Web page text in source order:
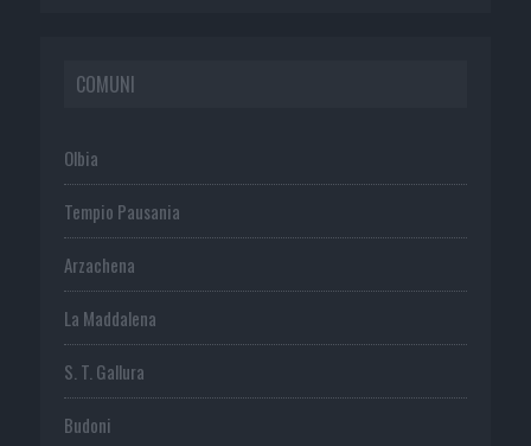
COMUNI
Olbia
Tempio Pausania
Arzachena
La Maddalena
S. T. Gallura
Budoni